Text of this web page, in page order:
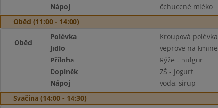
Nápoj
öchucené mléko
Oběd (11:00 - 14:00)
Oběd
Polévka
Kroupová polévka
Jídlo
vepřové na kmíně
Příloha
Rýže - bulgur
Doplněk
ZŠ - jogurt
Nápoj
voda, sirup
Svačina (14:00 - 14:30)